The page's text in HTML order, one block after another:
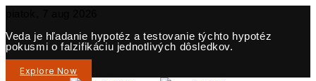
Veda je hľadanie hypotéz a testovanie týchto hypotéz
pokusmi o falzifikáciu jednotlivých dôsledkov.
Explore Now